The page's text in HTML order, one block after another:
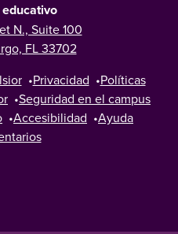
N., Suite 100
FL 33702
•Privacidad •Políticas
•Seguridad en el campus
•Accesibilidad •Ayuda